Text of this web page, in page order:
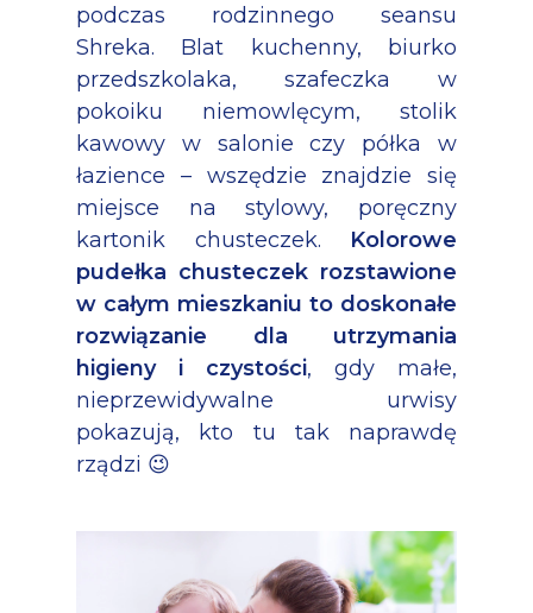
podczas rodzinnego seansu
Shreka. Blat kuchenny, biurko
przedszkolaka, szafeczka w
pokoiku niemowlęcym, stolik
kawowy w salonie czy półka w
łazience – wszędzie znajdzie się
miejsce na stylowy, poręczny
kartonik chusteczek. Kolorowe
pudełka chusteczek rozstawione
w całym mieszkaniu to doskonałe
rozwiązanie dla utrzymania
higieny i czystości, gdy małe,
nieprzewidywalne urwisy
pokazują, kto tu tak naprawdę
rządzi 😉